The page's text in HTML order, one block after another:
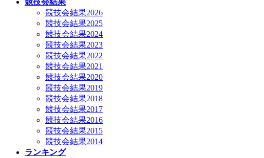
競技会結果
競技会結果2026
競技会結果2025
競技会結果2024
競技会結果2023
競技会結果2022
競技会結果2021
競技会結果2020
競技会結果2019
競技会結果2018
競技会結果2017
競技会結果2016
競技会結果2015
競技会結果2014
ランキング